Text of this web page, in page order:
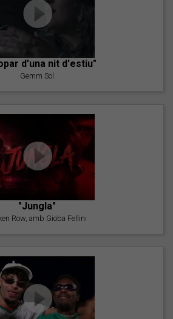
d'una nit d'estiu"
Gemm Sol
"Jungla"
Row, amb Gioba Fellini